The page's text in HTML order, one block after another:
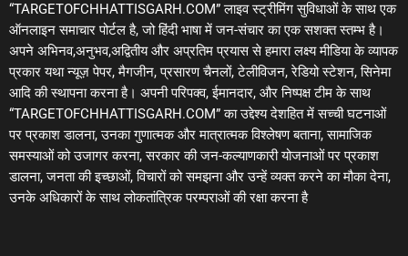
“TARGETOFCHHATTISGARH.COM” लाइव स्ट्रीमिंग सुविधाओं के साथ एक
ऑनलाइन समाचार पोर्टल है, जो हिंदी भाषा में जन-संचार का एक सशक्त स्तम्भ है।
अपने अभिनव,अनुभव,अद्वितीय और अप्रतिम प्रयास से हमारा लक्ष्य मीडिया के व्यापक
प्रकार यथा न्यूज़ पेपर, मैगजीन, प्रसारण चैनलों, टेलीविजन, रेडियो स्टेशन, सिनेमा
आदि की स्थापना करना है। अपनी परिपक्व, ईमानदार, और निष्पक्ष टीम के साथ
“TARGETOFCHHATTISGARH.COM” का उद्देश्य देशहित में सच्ची घटनाओं
पर प्रकाश डालना, उनका गुणात्मक और मात्रात्मक विश्लेषण बताना, सामाजिक
समस्याओं को उजागर करना, सरकार की जन-कल्याणकारी योजनाओं पर प्रकाश
डालना, जनता की इच्छाओं, विचारों को समझना और उन्हें व्यक्त करने का मौका देना,
उनके अधिकारों के साथ लोकतांत्रिक परम्पराओं की रक्षा करना है